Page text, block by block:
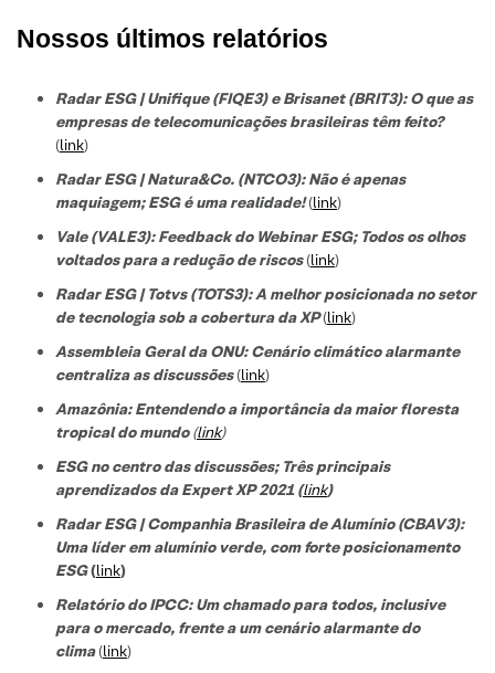
Nossos últimos relatórios
Radar ESG | Unifique (FIQE3) e Brisanet (BRIT3): O que as
empresas de telecomunicações brasileiras têm feito?
(link)
Radar ESG | Natura&Co. (NTCO3): Não é apenas
maquiagem; ESG é uma realidade!(link)
Vale (VALE3): Feedback do Webinar ESG; Todos os olhos
voltados para a redução de riscos(link)
Radar ESG | Totvs (TOTS3): A melhor posicionada no setor
de tecnologia sob a cobertura da XP(link)
Assembleia Geral da ONU: Cenário climático alarmante
centraliza as discussões(link)
Amazônia: Entendendo a importância da maior floresta
tropical do mundo (link)
ESG no centro das discussões; Três principais
aprendizados da Expert XP 2021 (link)
Radar ESG | Companhia Brasileira de Alumínio (CBAV3):
Uma líder em alumínio verde, com forte posicionamento
ESG(link)
Relatório do IPCC: Um chamado para todos, inclusive
para o mercado, frente a um cenário alarmante do
clima(link)